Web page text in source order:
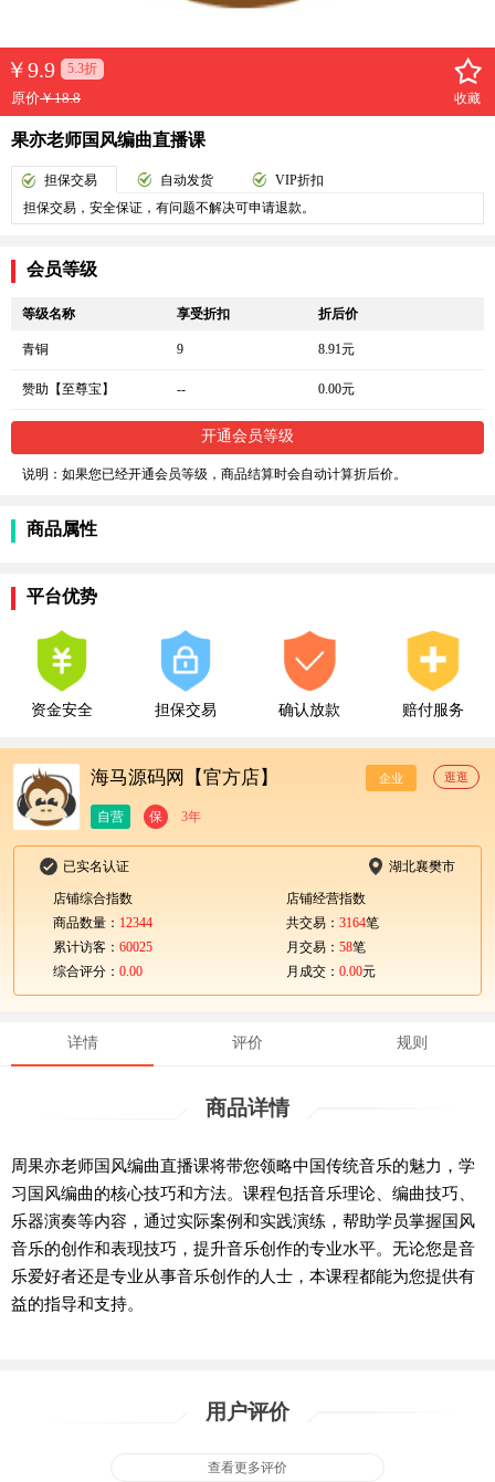
￥9.9 5.3折
原价￥18.8 收藏
果亦老师国风编曲直播课
担保交易 自动发货
VIP折扣
担保交易，安全保证，有问题不解决可申请退款。
会员等级
等级名称 享受折扣 折后价
青铜 9 8.91元
赞助【至尊宝】 -- 0.00元
开通会员等级
说明：如果您已经开通会员等级，商品结算时会自动计算折后价。
商品属性
平台优势
资金安全 担保交易 确认放款 赔付服务
海马源码网【官方店】 企业 逛逛
自营 保 3年
已实名认证 湖北襄樊市
店铺综合指数
商品数量： 12344
累计访客： 60025
综合评分： 0.00
店铺经营指数
共交易： 3164笔
月交易： 58笔
月成交： 0.00元
详情 评价 规则
商品详情
周果亦老师国风编曲直播课将带您领略中国传统音乐的魅力，学
习国风编曲的核心技巧和方法。课程包括音乐理论、编曲技巧、
乐器演奏等内容，通过实际案例和实践演练，帮助学员掌握国风
音乐的创作和表现技巧，提升音乐创作的专业水平。无论您是音
乐爱好者还是专业从事音乐创作的人士，本课程都能为您提供有
益的指导和支持。
用户评价
查看更多评价